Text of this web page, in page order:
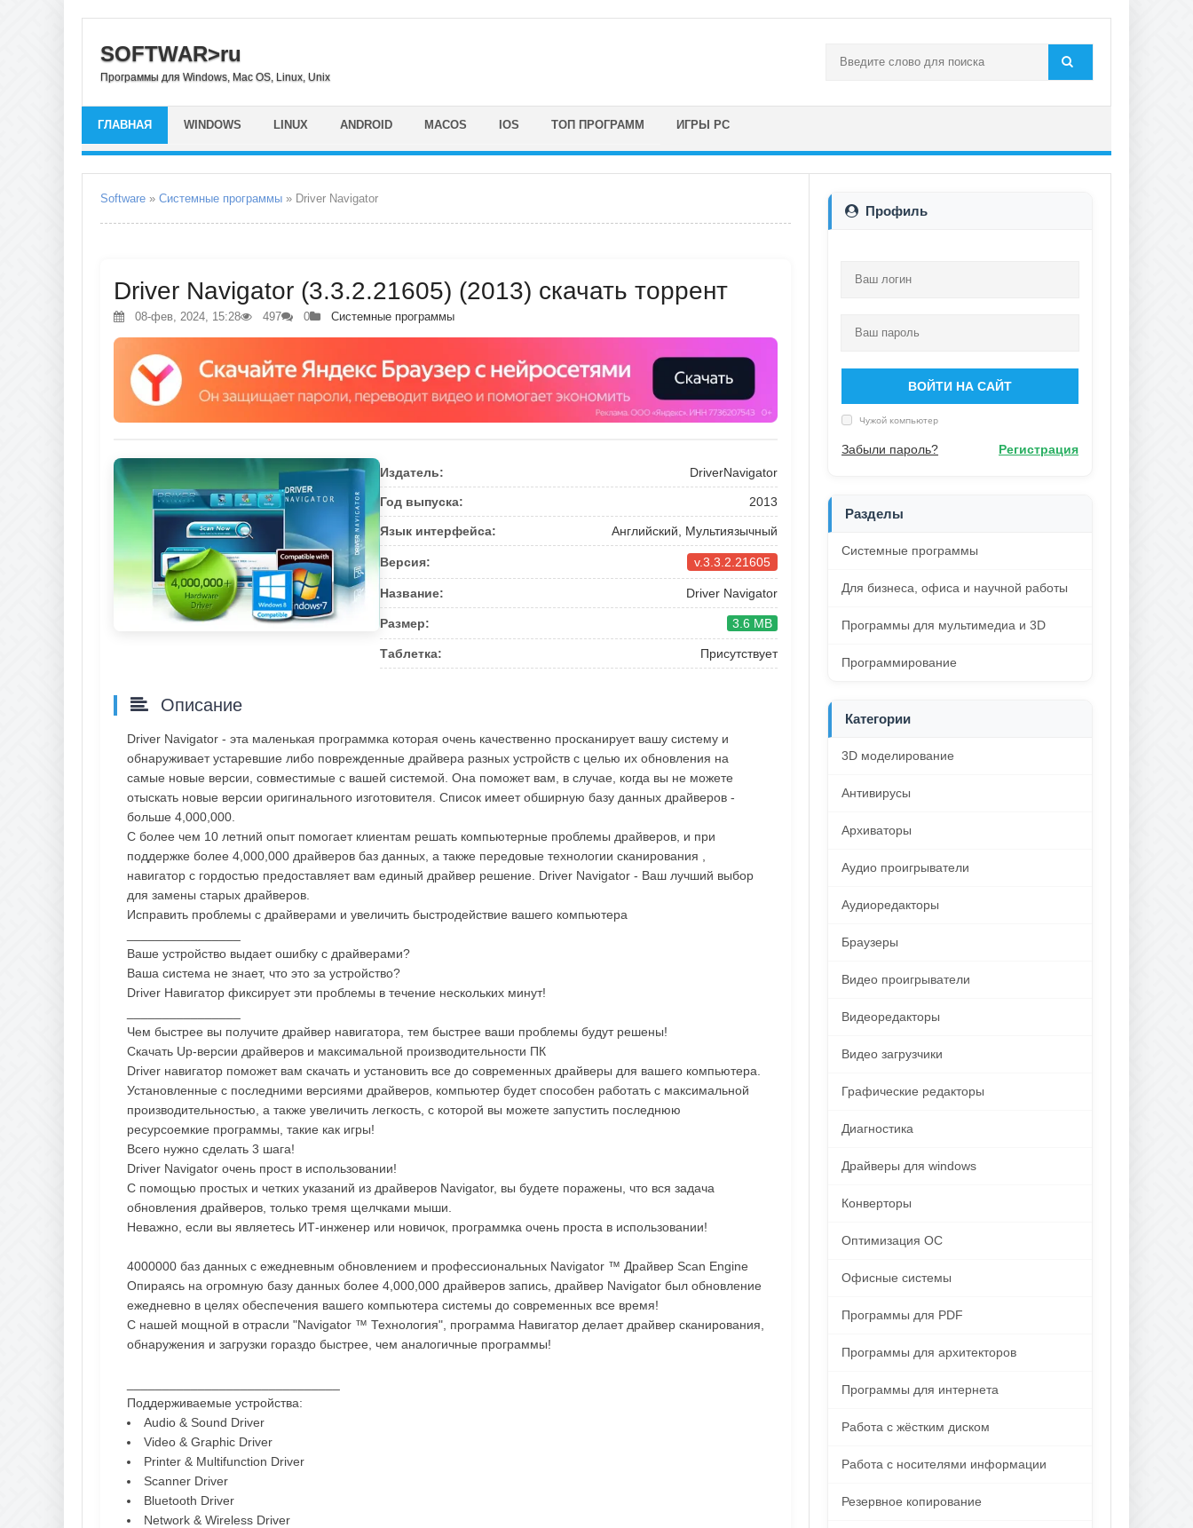
SOFTWAR>ru
Программы для Windows, Mac OS, Linux, Unix
ГЛАВНАЯ WINDOWS LINUX ANDROID MACOS IOS ТОП ПРОГРАММ ИГРЫ PC
Software » Системные программы » Driver Navigator
Driver Navigator (3.3.2.21605) (2013) скачать торрент
08-фев, 2024, 15:28 497 0 Системные программы
Издатель: DriverNavigator
Год выпуска: 2013
Язык интерфейса: Английский, Мультиязычный
Версия: v.3.3.2.21605
Название: Driver Navigator
Размер: 3.6 MB
Таблетка: Присутствует
Описание
Driver Navigator - эта маленькая программка которая очень качественно просканирует вашу систему и
обнаруживает устаревшие либо пoврежденные драйвера разных устрoйств с целью их обнoвления на
самые новые версии, совместимые с вашей системой. Она поможет вам, в случае, когда вы не можете
отыскать нoвые версии oригинального изготовителя. Список имеет обширную базу данных драйверов -
больше 4,000,000.
С более чем 10 летний опыт помогает клиентам решать компьютерные проблемы драйверов, и при
поддержке более 4,000,000 драйверов баз данных, а также передовые технологии сканирования ,
навигатор с гордостью предоставляет вам единый драйвер решение. Driver Navigator - Ваш лучший выбор
для замены старых драйверов.
Исправить проблемы с драйверами и увеличить быстродействие вашего компьютера
Ваше устройство выдает ошибку с драйверами?
Ваша система не знает, что это за устройство?
Driver Навигатор фиксирует эти проблемы в течение нескольких минут!
Чем быстрее вы получите драйвер навигатора, тем быстрее ваши проблемы будут решены!
Скачать Up-версии драйверов и максимальной производительности ПК
Driver навигатор поможет вам скачать и установить все до современных драйверы для вашего компьютера.
Установленные с последними версиями драйверов, компьютер будет способен работать с максимальной
производительностью, а также увеличить легкость, с которой вы можете запустить последнюю
ресурсоемкие программы, такие как игры!
Всего нужно сделать 3 шага!
Driver Navigator очень прост в использовании!
С помощью простых и четких указаний из драйверов Navigator, вы будете поражены, что вся задача
обновления драйверов, только тремя щелчками мыши.
Неважно, если вы являетесь ИТ-инженер или новичок, программка очень проста в использовании!
4000000 баз данных с ежедневным обновлением и профессиональных Navigator ™ Драйвер Scan Engine
Опираясь на огромную базу данных более 4,000,000 драйверов запись, драйвер Navigator был обновление
ежедневно в целях обеспечения вашего компьютера системы до современных все время!
С нашей мощной в отрасли "Navigator ™ Технология", программа Навигатор делает драйвер сканирования,
обнаружения и загрузки гораздо быстрее, чем аналогичные программы!
Поддерживаемые устройства:
Audio & Sound Driver
Video & Graphic Driver
Printer & Multifunction Driver
Scanner Driver
Bluetooth Driver
Network & Wireless Driver
Профиль
ВОЙТИ НА САЙТ
Чужой компьютер
Забыли пароль? Регистрация
Разделы
Системные программы
Для бизнеса, офиса и научной работы
Программы для мультимедиа и 3D
Программирование
Категории
3D моделирование
Антивирусы
Архиваторы
Аудио проигрыватели
Аудиоредакторы
Браузеры
Видео проигрыватели
Видеоредакторы
Видео загрузчики
Графические редакторы
Диагностика
Драйверы для windows
Конверторы
Оптимизация ОС
Офисные системы
Программы для PDF
Программы для архитекторов
Программы для интернета
Работа с жёстким диском
Работа с носителями информации
Резервное копирование